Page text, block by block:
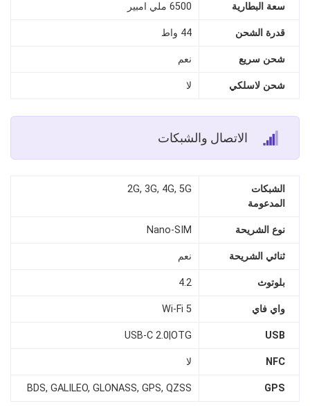
سعة البطارية 6500 ملي امبير
قدرة الشحن 44 واط
شحن سريع نعم
شحن لاسلكي لا
الاتصال والشبكات
الشبكات
المدعومة
2G, 3G, 4G, 5G
نوع الشريحة Nano‑SIM
ثنائي الشريحة نعم
بلوتوث 4.2
واي فاي Wi‑Fi 5
USB
USB‑C 2.0|OTG
NFC لا
GPS
BDS, GALILEO, GLONASS, GPS, QZSS